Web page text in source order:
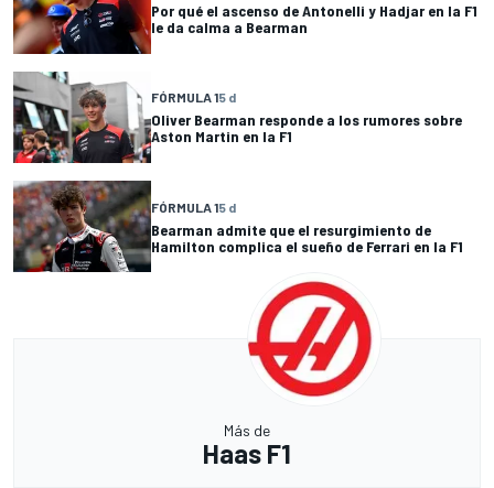
Por qué el ascenso de Antonelli y Hadjar en la F1
le da calma a Bearman
FÓRMULA 15 d
Oliver Bearman responde a los rumores sobre
Aston Martin en la F1
FÓRMULA 15 d
Bearman admite que el resurgimiento de
Hamilton complica el sueño de Ferrari en la F1
Más de
Haas F1